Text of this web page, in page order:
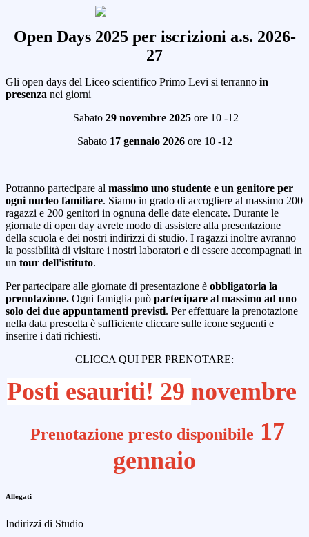
Open Days 2025 per iscrizioni a.s. 2026-
27
Gli open days del Liceo scientifico Primo Levi si terranno in
presenza nei giorni
Sabato 29 novembre 2025 ore 10 -12
Sabato 17 gennaio 2026 ore 10 -12
Potranno partecipare al massimo uno studente e un genitore per
ogni nucleo familiare. Siamo in grado di accogliere al massimo 200
ragazzi e 200 genitori in ognuna delle date elencate. Durante le
giornate di open day avrete modo di assistere alla presentazione
della scuola e dei nostri indirizzi di studio. I ragazzi inoltre avranno
la possibilità di visitare i nostri laboratori e di essere accompagnati in
un tour dell'istituto.
Per partecipare alle giornate di presentazione è obbligatoria la
prenotazione. Ogni famiglia può partecipare al massimo ad uno
solo dei due appuntamenti previsti. Per effettuare la prenotazione
nella data prescelta è sufficiente cliccare sulle icone seguenti e
inserire i dati richiesti.
CLICCA QUI PER PRENOTARE:
Posti esauriti! 29 novembre
Prenotazione presto disponibile 17
gennaio
Allegati
Indirizzi di Studio